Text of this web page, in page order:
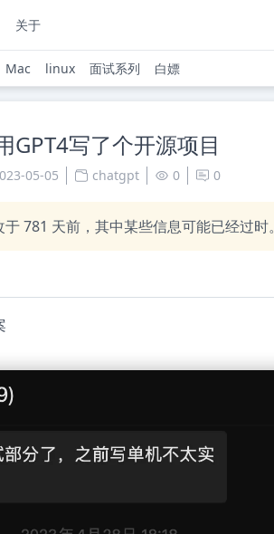
关于
Mac linux 面试系列 白嫖
GPT4写了个开源项目
05-05 chatgpt 0 0
于781 天前，其中某些信息可能已经过时。